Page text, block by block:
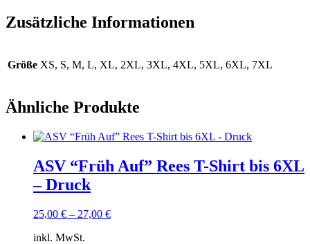
Zusätzliche Informationen
Größe XS, S, M, L, XL, 2XL, 3XL, 4XL, 5XL, 6XL, 7XL
Ähnliche Produkte
ASV “Früh Auf” Rees T-Shirt bis 6XL
– Druck
25,00 € – 27,00 €
inkl. MwSt.